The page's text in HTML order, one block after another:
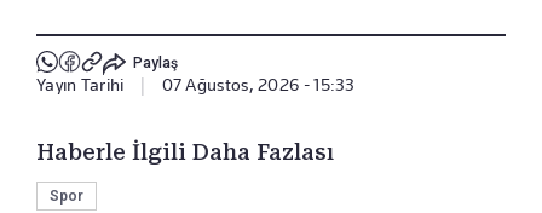
Paylaş
Yayın Tarihi 07 Ağustos, 2026 - 15:33
Haberle İlgili Daha Fazlası
Spor